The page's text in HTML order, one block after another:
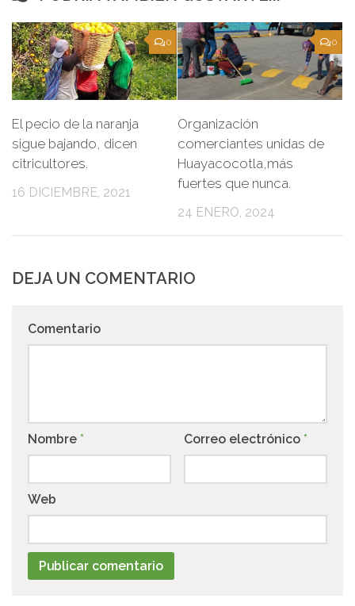
0
El pecio de la naranja
sigue bajando, dicen
citricultores.
16 DICIEMBRE, 2021
0
Organización
comerciantes unidas de
Huayacocotla,más
fuertes que nunca.
24 ENERO, 2024
DEJA UN COMENTARIO
Comentario
Nombre * Correo electrónico *
Web